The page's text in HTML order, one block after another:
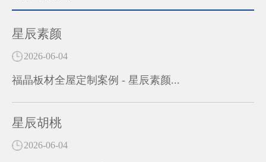
星辰素颜
2026-06-04
福晶板材全屋定制案例 - 星辰素颜...
星辰胡桃
2026-06-04